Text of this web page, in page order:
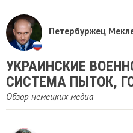
Петербуржец
УКРАИНСКИЕ
СИСТЕМА ПЫТОК,
Обзор немецких медиа